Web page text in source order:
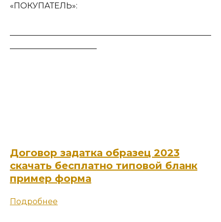
«ПОКУПАТЕЛЬ»:
Договор задатка образец 2023
скачать бесплатно типовой бланк
пример форма
Подробнее